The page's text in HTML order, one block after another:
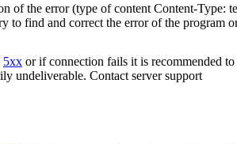
of the error (type of content Content-Type:
to find and correct the error of the program
5xx or if connection fails it is recommended
undeliverable. Contact server support